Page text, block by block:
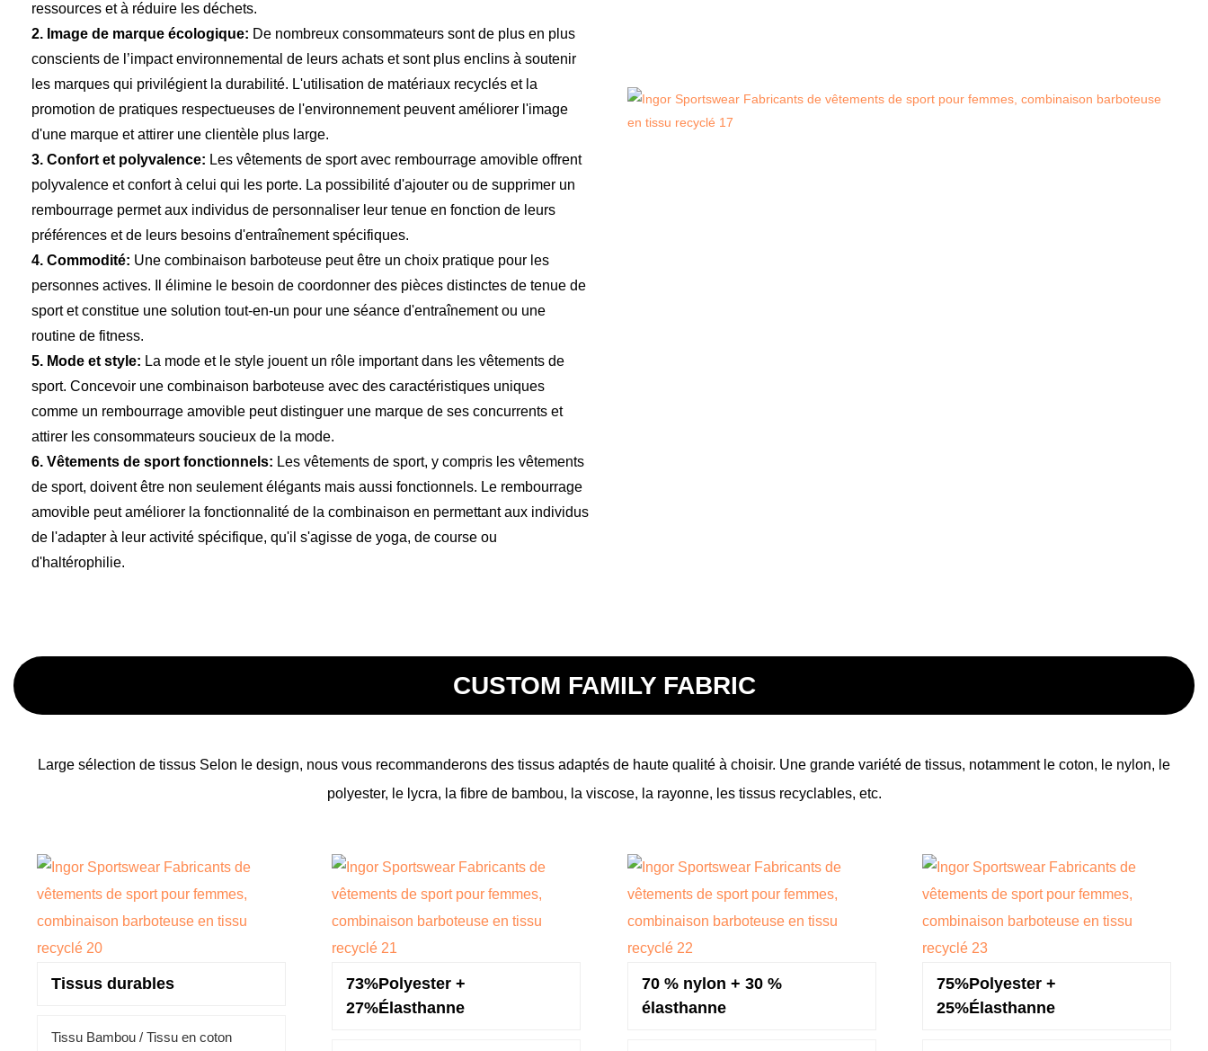
ressources et à réduire les déchets.
2. Image de marque écologique: De nombreux consommateurs sont de plus en plus
conscients de l’impact environnemental de leurs achats et sont plus enclins à soutenir
les marques qui privilégient la durabilité. L'utilisation de matériaux recyclés et la
promotion de pratiques respectueuses de l'environnement peuvent améliorer l'image
d'une marque et attirer une clientèle plus large.
3. Confort et polyvalence: Les vêtements de sport avec rembourrage amovible offrent
polyvalence et confort à celui qui les porte. La possibilité d'ajouter ou de supprimer un
rembourrage permet aux individus de personnaliser leur tenue en fonction de leurs
préférences et de leurs besoins d'entraînement spécifiques.
4. Commodité: Une combinaison barboteuse peut être un choix pratique pour les
personnes actives. Il élimine le besoin de coordonner des pièces distinctes de tenue de
sport et constitue une solution tout-en-un pour une séance d'entraînement ou une
routine de fitness.
5. Mode et style: La mode et le style jouent un rôle important dans les vêtements de
sport. Concevoir une combinaison barboteuse avec des caractéristiques uniques
comme un rembourrage amovible peut distinguer une marque de ses concurrents et
attirer les consommateurs soucieux de la mode.
6. Vêtements de sport fonctionnels: Les vêtements de sport, y compris les vêtements
de sport, doivent être non seulement élégants mais aussi fonctionnels. Le rembourrage
amovible peut améliorer la fonctionnalité de la combinaison en permettant aux individus
de l'adapter à leur activité spécifique, qu'il s'agisse de yoga, de course ou
d'haltérophilie.
CUSTOM FAMILY FABRIC
Large sélection de tissus Selon le design, nous vous recommanderons des tissus adaptés de haute qualité à choisir. Une grande variété de tissus, notamment le coton, le nylon, le
polyester, le lycra, la fibre de bambou, la viscose, la rayonne, les tissus recyclables, etc.
Tissus durables
Tissu Bambou / Tissu en coton
73%Polyester +
27%Élasthanne
70 % nylon + 30 %
élasthanne
75%Polyester +
25%Élasthanne